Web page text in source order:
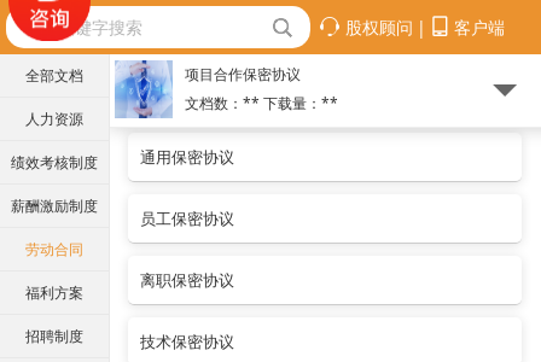
股权顾问 | 客户端
全部文档
人力资源
绩效考核制度
薪酬激励制度
劳动合同
福利方案
招聘制度
项目合作保密协议
文档数：** 下载量： **
通用保密协议
员工保密协议
离职保密协议
技术保密协议